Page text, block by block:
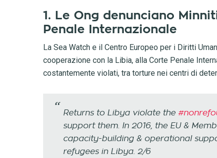
1. Le Ong denunciano
Penale Internazionale
La Sea Watch e il Centro Europeo per i Diritti
cooperazione con la Libia, alla Corte Penale
costantemente violati, tra torture nei centri di
Returns to Libya violate the
support them. In 2016, the EU &
capacity-building & operational
refugees in Libya. 2/6